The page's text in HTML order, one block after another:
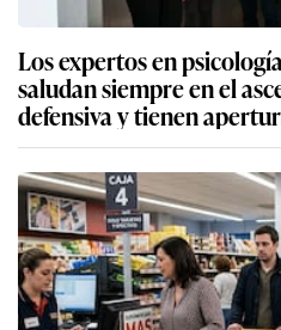
Los expertos en
saludan siempre en el
defensiva y tienen